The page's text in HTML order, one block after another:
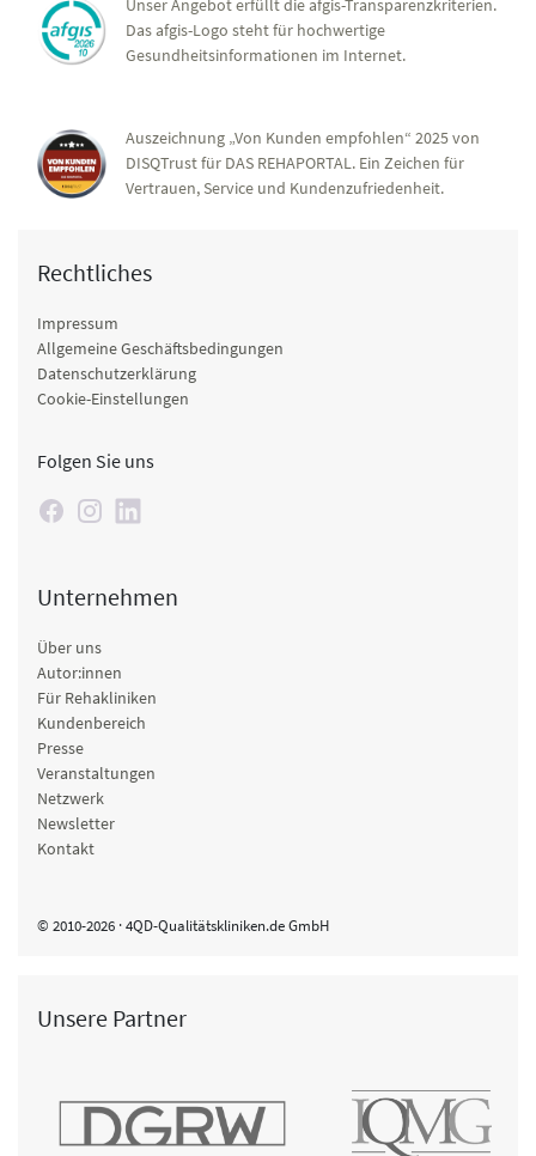
Unser Angebot erfüllt die afgis-Transparenzkriterien.
Das afgis-Logo steht für hochwertige
Gesundheitsinformationen im Internet.
Auszeichnung „Von Kunden empfohlen“ 2025 von
DISQTrust für DAS REHAPORTAL. Ein Zeichen für
Vertrauen, Service und Kundenzufriedenheit.
Rechtliches
Impressum
Allgemeine Geschäftsbedingungen
Datenschutzerklärung
Cookie-Einstellungen
Folgen Sie uns
Unternehmen
Über uns
Autor:innen
Für Rehakliniken
Kundenbereich
Presse
Veranstaltungen
Netzwerk
Newsletter
Kontakt
© 2010-2026 · 4QD-Qualitätskliniken.de GmbH
Unsere Partner